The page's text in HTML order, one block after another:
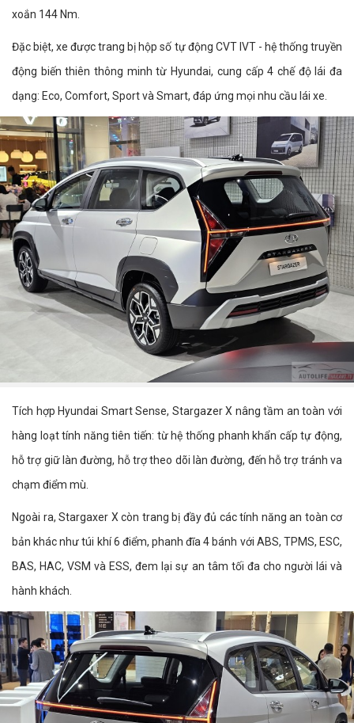
xoắn 144 Nm.
Đặc biệt, xe được trang bị hộp số tự động CVT IVT - hệ thống truyền
động biến thiên thông minh từ Hyundai, cung cấp 4 chế độ lái đa
dạng: Eco, Comfort, Sport và Smart, đáp ứng mọi nhu cầu lái xe.
Tích hợp Hyundai Smart Sense, Stargazer X nâng tầm an toàn với
hàng loạt tính năng tiên tiến: từ hệ thống phanh khẩn cấp tự động,
hỗ trợ giữ làn đường, hỗ trợ theo dõi làn đường, đến hỗ trợ tránh va
chạm điểm mù.
Ngoài ra, Stargaxer X còn trang bị đầy đủ các tính năng an toàn cơ
bản khác như túi khí 6 điểm, phanh đĩa 4 bánh với ABS, TPMS, ESC,
BAS, HAC, VSM và ESS, đem lại sự an tâm tối đa cho người lái và
hành khách.